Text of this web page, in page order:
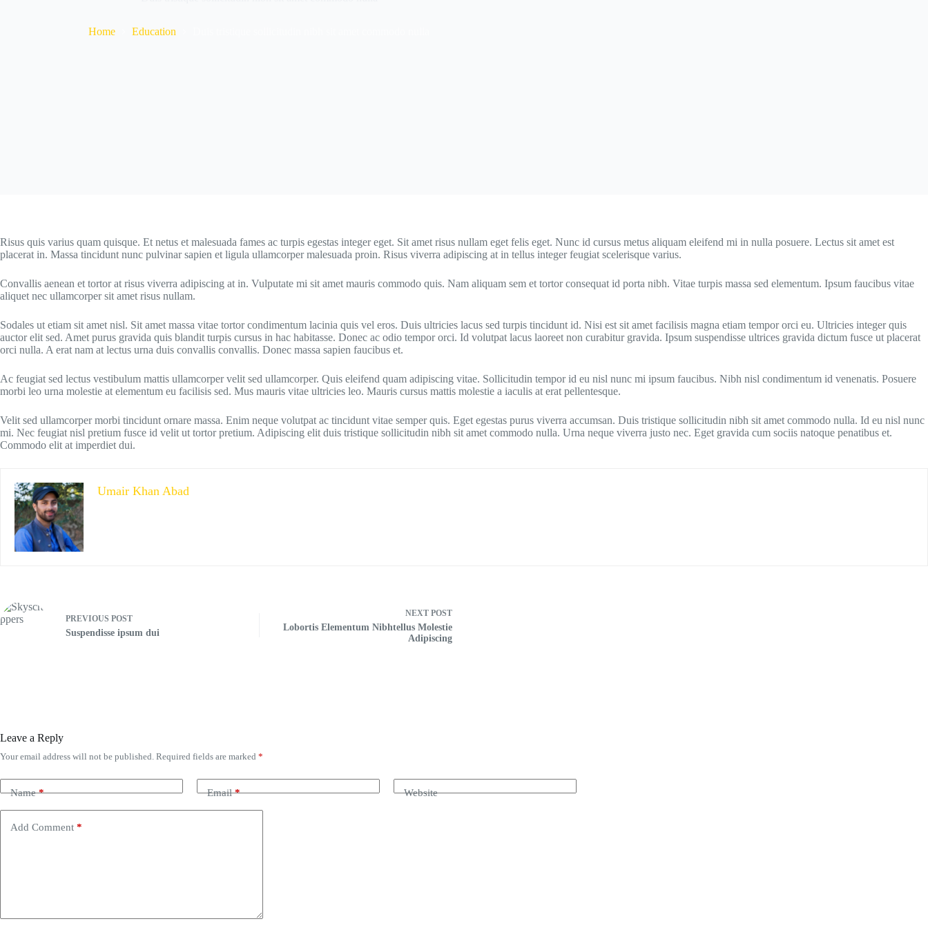
Home Education
Risus quis varius quam quisque. Et netus et malesuada fames ac turpis egestas integer eget. Sit amet risus nullam eget felis eget. Nunc id cursus metus aliquam eleifend mi in nulla posuere. Lectus sit amet est
placerat in. Massa tincidunt nunc pulvinar sapien et ligula ullamcorper malesuada proin. Risus viverra adipiscing at in tellus integer feugiat scelerisque varius.
Convallis aenean et tortor at risus viverra adipiscing at in. Vulputate mi sit amet mauris commodo quis. Nam aliquam sem et tortor consequat id porta nibh. Vitae turpis massa sed elementum. Ipsum faucibus vitae
aliquet nec ullamcorper sit amet risus nullam.
Sodales ut etiam sit amet nisl. Sit amet massa vitae tortor condimentum lacinia quis vel eros. Duis ultricies lacus sed turpis tincidunt id. Nisi est sit amet facilisis magna etiam tempor orci eu. Ultricies integer quis
auctor elit sed. Amet purus gravida quis blandit turpis cursus in hac habitasse. Donec ac odio tempor orci. Id volutpat lacus laoreet non curabitur gravida. Ipsum suspendisse ultrices gravida dictum fusce ut placerat
orci nulla. A erat nam at lectus urna duis convallis convallis. Donec massa sapien faucibus et.
Ac feugiat sed lectus vestibulum mattis ullamcorper velit sed ullamcorper. Quis eleifend quam adipiscing vitae. Sollicitudin tempor id eu nisl nunc mi ipsum faucibus. Nibh nisl condimentum id venenatis. Posuere
morbi leo urna molestie at elementum eu facilisis sed. Mus mauris vitae ultricies leo. Mauris cursus mattis molestie a iaculis at erat pellentesque.
Velit sed ullamcorper morbi tincidunt ornare massa. Enim neque volutpat ac tincidunt vitae semper quis. Eget egestas purus viverra accumsan. Duis tristique sollicitudin nibh sit amet commodo nulla. Id eu nisl nunc
mi. Nec feugiat nisl pretium fusce id velit ut tortor pretium. Adipiscing elit duis tristique sollicitudin nibh sit amet commodo nulla. Urna neque viverra justo nec. Eget gravida cum sociis natoque penatibus et.
Commodo elit at imperdiet dui.
Umair Khan Abad
PREVIOUS POST
Suspendisse ipsum dui
NEXT POST
Lobortis Elementum Nibhtellus Molestie
Adipiscing
Leave a Reply
Your email address will not be published. Required fields are marked *
Name* Email* Website
Add Comment *